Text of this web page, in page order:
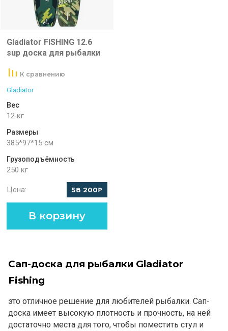
Gladiator FISHING 12.6
sup доска для рыбалки
К сравнению
Gladiator
Вес
12 кг
Размеры
385*97*15 см
Грузоподъёмность
250 кг
Цена: 58 200₽
В корзину
Сап-доска для рыбалки Gladiator
Fishing
это отличное решение для любителей рыбалки. Сап-
доска имеет высокую плотность и прочность, на ней
достаточно места для того, чтобы поместить стул и